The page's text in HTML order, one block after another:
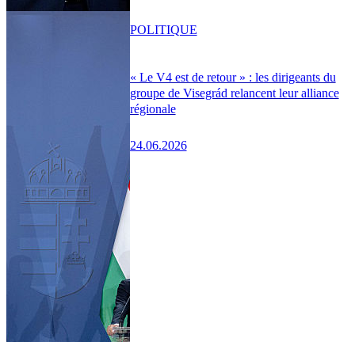
« Le V4 est de retour » : les dirigeants du
groupe de Visegrád relancent leur alliance
régionale
24.06.2026
POLITIQUE